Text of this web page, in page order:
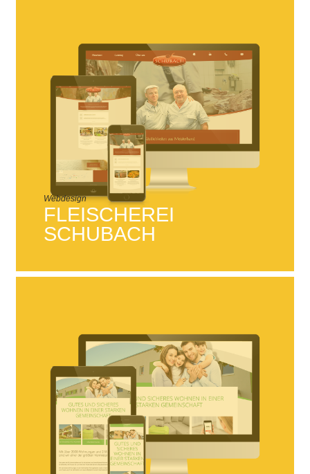
Webdesign
FLEISCHEREI
SCHUBACH